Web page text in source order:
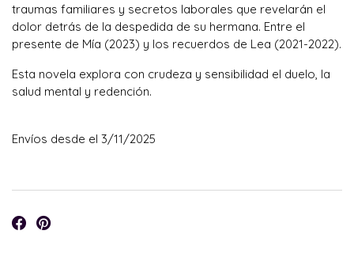
traumas familiares y secretos laborales que revelarán el
dolor detrás de la despedida de su hermana. Entre el
presente de Mía (2023) y los recuerdos de Lea (2021-2022).
Esta novela explora con crudeza y sensibilidad el duelo, la
salud mental y redención.
Envíos desde el 3/11/2025